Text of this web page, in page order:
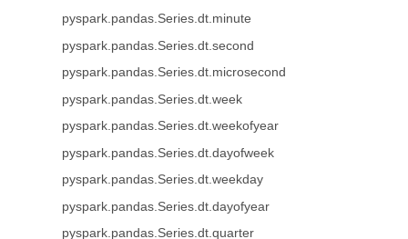
pyspark.pandas.Series.dt.minute
pyspark.pandas.Series.dt.second
pyspark.pandas.Series.dt.microsecond
pyspark.pandas.Series.dt.week
pyspark.pandas.Series.dt.weekofyear
pyspark.pandas.Series.dt.dayofweek
pyspark.pandas.Series.dt.weekday
pyspark.pandas.Series.dt.dayofyear
pyspark.pandas.Series.dt.quarter